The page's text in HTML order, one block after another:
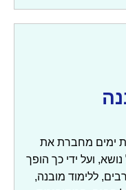
ימים מחברת את
ועל ידי כך הופך
ללימוד מובנה,